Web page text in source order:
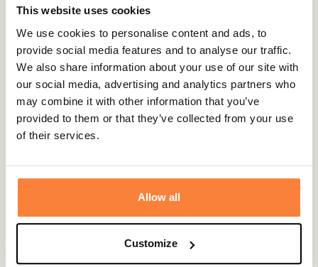
This website uses cookies
We use cookies to personalise content and ads, to
provide social media features and to analyse our traffic.
We also share information about your use of our site with
our social media, advertising and analytics partners who
may combine it with other information that you’ve
provided to them or that they’ve collected from your use
of their services.
Allow all
Customize
Description
Champgrandvous présente ce superbe pantalon
Cambrien de la marqueRidgeline, spécialement conçu
pour les activités extérieures les plus difficiles. Le
pantalon est totalement imperméable, coupe-vent et
grandement respirant.
Le pantalon possède une membrane imperméable et
extérieur en nylon résistant et anti déchirant assure une
durée d'utilisation importante. Son intérieur en maille
permet l'évacuation de l'humidité pour votre plus grand
confort.
Des renforts extensibles sont placés sur les genoux et au